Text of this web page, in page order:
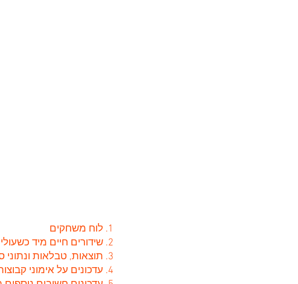
1. לוח משחקים
2. שידורים חיים מיד כשעולים לאוויר.
3. תוצאות, טבלאות ונתוני סיכום משחקים.
4. עדכונים על אימוני קבוצות עם מקומות פנויים שתוכלו להצטרף